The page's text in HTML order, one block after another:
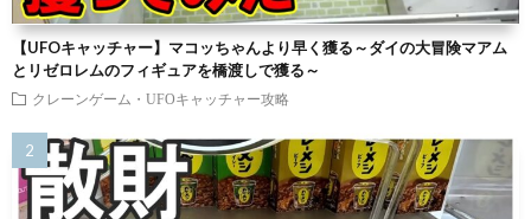
【UFOキャッチャー】マコッちゃんより早く獲る～ダイの大冒険マアム
とリゼロレムのフィギュアを橋渡しで獲る～
クレーンゲーム・UFOキャッチャー攻略